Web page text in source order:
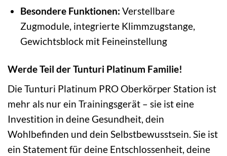
Besondere Funktionen: Verstellbare
Zugmodule, integrierte Klimmzugstange,
Gewichtsblock mit Feineinstellung
Werde Teil der Tunturi Platinum Familie!
Die Tunturi Platinum PRO Oberkörper Station ist
mehr als nur ein Trainingsgerät – sie ist eine
Investition in deine Gesundheit, dein
Wohlbefinden und dein Selbstbewusstsein. Sie ist
ein Statement für deine Entschlossenheit, deine